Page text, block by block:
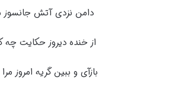
دامن نزدی آتش جانسوز
از خنده دیروز حکایت چه
بازآی و ببین گریه امروز